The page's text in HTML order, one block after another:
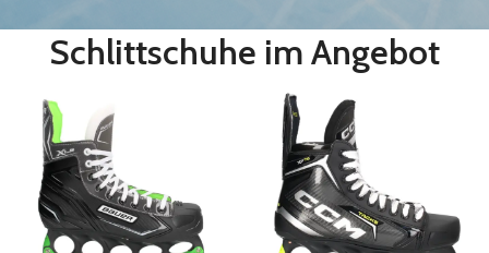
Schlittschuhe im Angebot